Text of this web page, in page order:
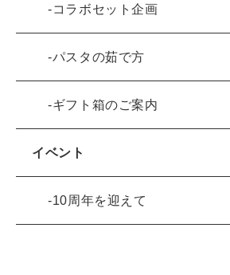
コラボセット企画
パスタの茹で方
ギフト箱のご案内
イベント
10周年を迎えて